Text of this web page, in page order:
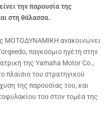
την παρουσία της
στη θάλασσα.
ΜΟΤΟΔΥΝΑΜΙΚΗ ανακοινώνει
παγκόσμιο ηγέτη στην
της Yamaha Motor Co.,
πλαίσιο του στρατηγικού
της παρουσίας του, και
του στον τομέα της